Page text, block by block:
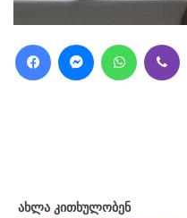
FacebookMessengerWhatsApp